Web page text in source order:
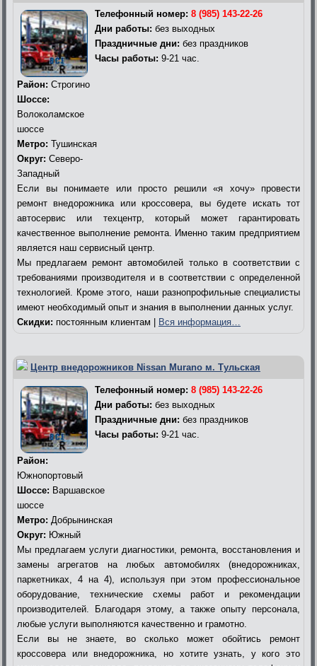
Телефонный номер: 8 (985) 143-22-26
Дни работы: без выходных
Праздничные дни: без праздников
Часы работы: 9-21 час.
Район: Строгино
Шоссе:
Волоколамское
шоссе
Метро: Тушинская
Округ: Северо-
Западный
Если вы понимаете или просто решили «я хочу» провести
ремонт внедорожника или кроссовера, вы будете искать тот
автосервис или техцентр, который может гарантировать
качественное выполнение ремонта. Именно таким предприятием
является наш сервисный центр.
Мы предлагаем ремонт автомобилей только в соответствии с
требованиями производителя и в соответствии с определенной
технологией. Кроме этого, наши разнопрофильные специалисты
имеют необходимый опыт и знания в выполнении данных услуг.
Скидки: постоянным клиентам | Вся информация…
Центр внедорожников Nissan Murano м. Тульская
Телефонный номер: 8 (985) 143-22-26
Дни работы: без выходных
Праздничные дни: без праздников
Часы работы: 9-21 час.
Район:
Южнопортовый
Шоссе: Варшавское
шоссе
Метро: Добрынинская
Округ: Южный
Мы предлагаем услуги диагностики, ремонта, восстановления и
замены агрегатов на любых автомобилях (внедорожниках,
паркетниках, 4 на 4), используя при этом профессиональное
оборудование, технические схемы работ и рекомендации
производителей. Благодаря этому, а также опыту персонала,
любые услуги выполняются качественно и грамотно.
Если вы не знаете, во сколько может обойтись ремонт
кроссовера или внедорожника, но хотите узнать, у кого это